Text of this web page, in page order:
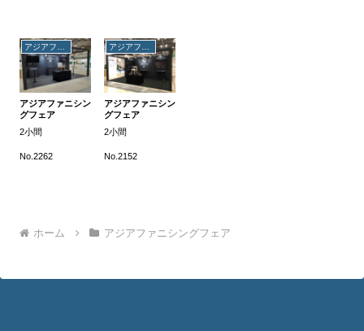
アジアファニシン
グフェア
2小間
No.2262
アジアファニシン
グフェア
2小間
No.2152
ホーム アジアファニシングフェア